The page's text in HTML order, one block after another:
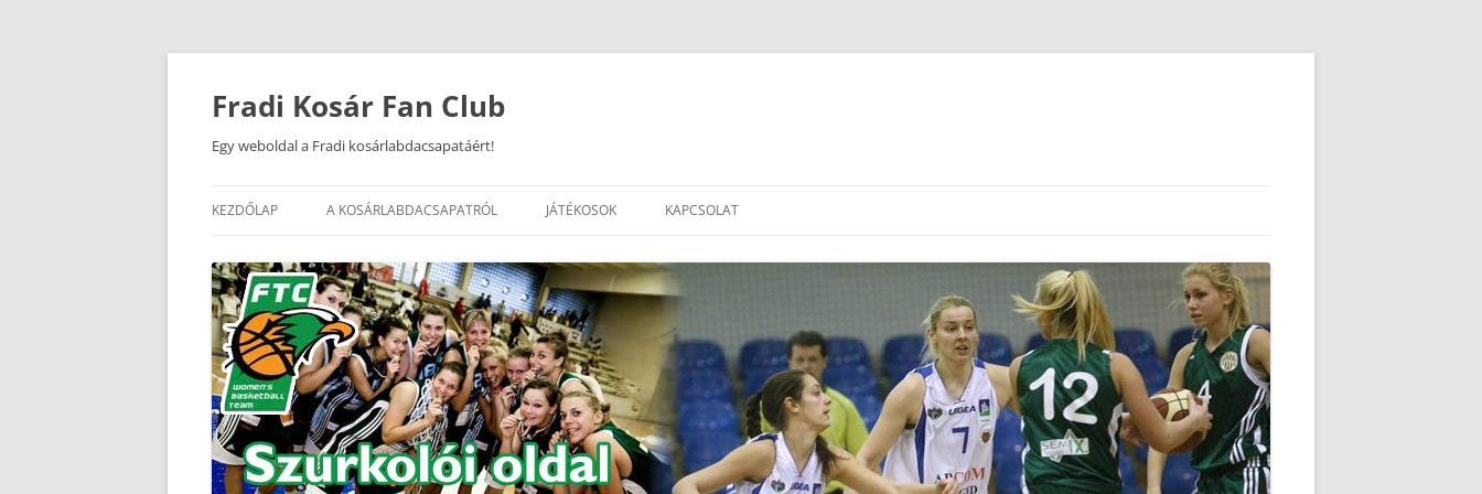
Kilépés
tartalomba
Fradi Kosár Fan Club
Egy weboldal a Fradi kosárlabdacsapatáért!
KEZDŐLAP A KOSÁRLABDACSAPATRÓL JÁTÉKOSOK KAPCSOLAT